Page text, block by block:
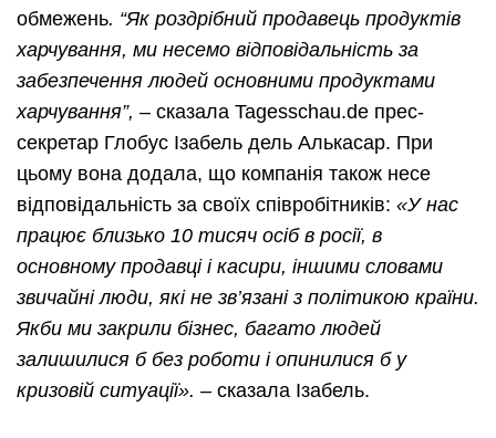
обмежень. “Як роздрібний продавець продуктів
харчування, ми несемо відповідальність за
забезпечення людей основними продуктами
харчування”, – сказала Tagesschau.de прес-
секретар Глобус Ізабель дель Алькасар. При
цьому вона додала, що компанія також несе
відповідальність за своїх співробітників: «У нас
працює близько 10 тисяч осіб в росії, в
основному продавці і касири, іншими словами
звичайні люди, які не зв’язані з політикою країни.
Якби ми закрили бізнес, багато людей
залишилися б без роботи і опинилися б у
кризовій ситуації». – сказала Ізабель.